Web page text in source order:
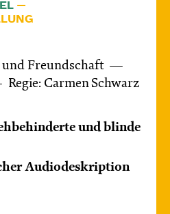
Freundschaft
Regie: Carmen Schwarz
und blinde
Audiodeskription